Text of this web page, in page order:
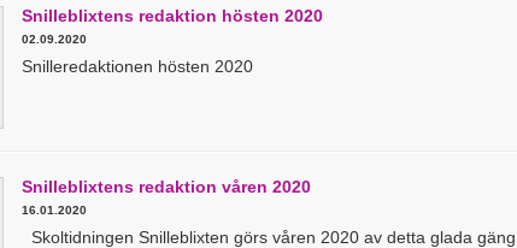
Snilleblixtens redaktion hösten 2020
02.09.2020
Snilleredaktionen hösten 2020
Snilleblixtens redaktion våren 2020
16.01.2020
Skoltidningen Snilleblixten görs våren 2020 av detta glada gäng